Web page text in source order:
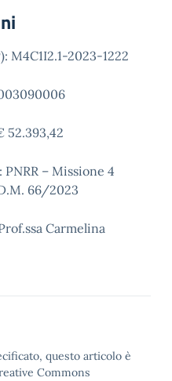
M4C1I2.1-2023-1222
52.393,42
– Missione 4
66/2023
Carmelina
questo articolo è
Commons